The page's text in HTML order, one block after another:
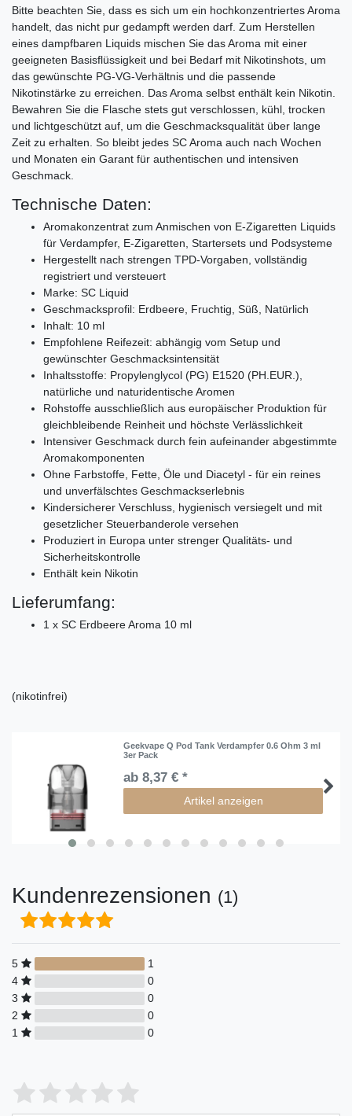
Bitte beachten Sie, dass es sich um ein hochkonzentriertes Aroma
handelt, das nicht pur gedampft werden darf. Zum Herstellen
eines dampfbaren Liquids mischen Sie das Aroma mit einer
geeigneten Basisflüssigkeit und bei Bedarf mit Nikotinshots, um
das gewünschte PG-VG-Verhältnis und die passende
Nikotinstärke zu erreichen. Das Aroma selbst enthält kein Nikotin.
Bewahren Sie die Flasche stets gut verschlossen, kühl, trocken
und lichtgeschützt auf, um die Geschmacksqualität über lange
Zeit zu erhalten. So bleibt jedes SC Aroma auch nach Wochen
und Monaten ein Garant für authentischen und intensiven
Geschmack.
Technische Daten:
Aromakonzentrat zum Anmischen von E-Zigaretten Liquids
für Verdampfer, E-Zigaretten, Startersets und Podsysteme
Hergestellt nach strengen TPD-Vorgaben, vollständig
registriert und versteuert
Marke: SC Liquid
Geschmacksprofil: Erdbeere, Fruchtig, Süß, Natürlich
Inhalt: 10 ml
Empfohlene Reifezeit: abhängig vom Setup und
gewünschter Geschmacksintensität
Inhaltsstoffe: Propylenglycol (PG) E1520 (PH.EUR.),
natürliche und naturidentische Aromen
Rohstoffe ausschließlich aus europäischer Produktion für
gleichbleibende Reinheit und höchste Verlässlichkeit
Intensiver Geschmack durch fein aufeinander abgestimmte
Aromakomponenten
Ohne Farbstoffe, Fette, Öle und Diacetyl - für ein reines
und unverfälschtes Geschmackserlebnis
Kindersicherer Verschluss, hygienisch versiegelt und mit
gesetzlicher Steuerbanderole versehen
Produziert in Europa unter strenger Qualitäts- und
Sicherheitskontrolle
Enthält kein Nikotin
Lieferumfang:
1 x SC Erdbeere Aroma 10 ml
(nikotinfrei)
Geekvape Q Pod Tank Verdampfer 0.6 Ohm 3 ml
3er Pack
ab 8,37 € *
Artikel anzeigen
Kundenrezensionen (1)
5
1
4
0
3
0
2
0
1
0
Bewertungssterne
4
3
2
1